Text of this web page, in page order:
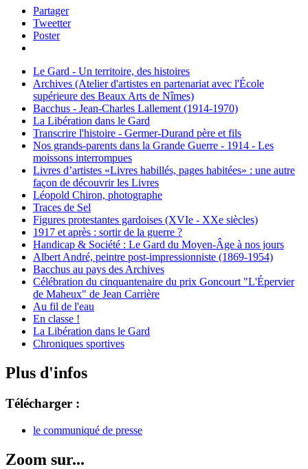
Partager
Tweetter
Poster
Le Gard - Un territoire, des histoires
Archives (Atelier d'artistes en partenariat avec l'École
supérieure des Beaux Arts de Nîmes)
Bacchus - Jean-Charles Lallement (1914-1970)
La Libération dans le Gard
Transcrire l'histoire - Germer-Durand père et fils
Nos grands-parents dans la Grande Guerre - 1914 - Les
moissons interrompues
Livres d’artistes «Livres habillés, pages habitées» : une autre
façon de découvrir les Livres
Léopold Chiron, photographe
Traces de Sel
Figures protestantes gardoises (XVIe - XXe siècles)
1917 et après : sortir de la guerre ?
Handicap & Société : Le Gard du Moyen-Âge à nos jours
Albert André, peintre post-impressionniste (1869-1954)
Bacchus au pays des Archives
Célébration du cinquantenaire du prix Goncourt "L'Épervier
de Maheux" de Jean Carrière
Au fil de l'eau
En classe !
La Libération dans le Gard
Chroniques sportives
Plus d'infos
Télécharger :
le communiqué de presse
Zoom sur...